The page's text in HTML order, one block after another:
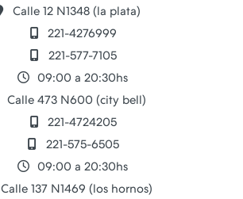
Calle 12 N1348 (la plata)
221-4276999
221-577-7105
09:00 a 20:30hs
Calle 473 N600 (city bell)
221-4724205
221-575-6505
09:00 a 20:30hs
Calle 137 N1469 (los hornos)